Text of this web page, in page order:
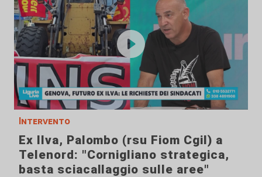
Intervento
Ex Ilva, Palombo (rsu Fiom Cgil) a
Telenord: "Cornigliano strategica,
basta sciacallaggio sulle aree"